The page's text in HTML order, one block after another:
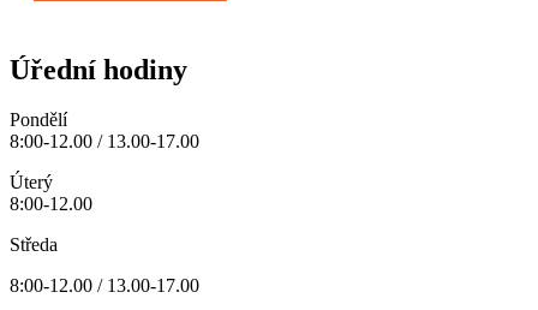
Úřední hodiny
Pondělí
8:00-12.00 / 13.00-17.00
Úterý
8:00-12.00
Středa
8:00-12.00 / 13.00-17.00